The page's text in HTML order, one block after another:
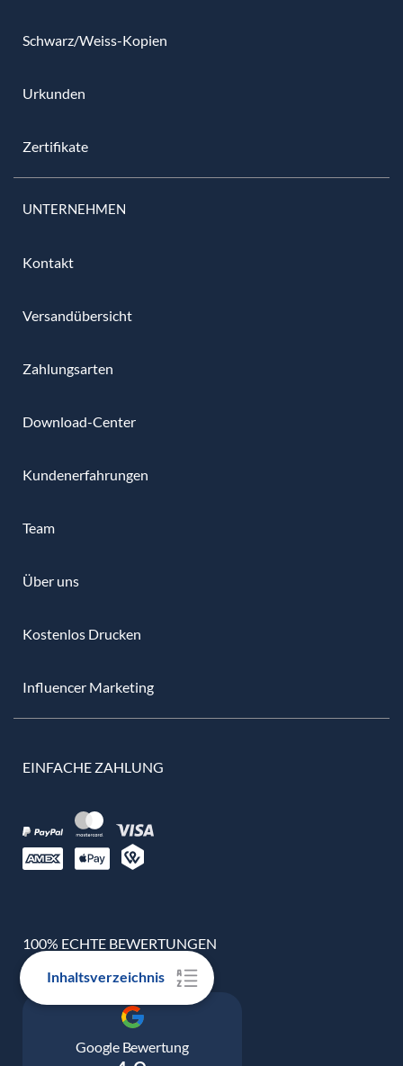
Inhaltsverzeichnis
Schwarz/Weiss-Kopien
Urkunden
Zertifikate
UNTERNEHMEN
Kontakt
Versandübersicht
Zahlungsarten
Download-Center
Kundenerfahrungen
Team
Über uns
Kostenlos Drucken
Influencer Marketing
EINFACHE ZAHLUNG
100% ECHTE BEWERTUNGEN
Google Bewertung